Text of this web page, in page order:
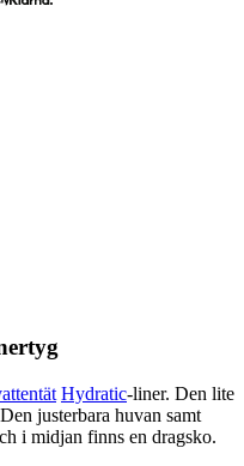
Hydratic-liner. Den lite
justerbara huvan samt
i midjan finns en dragsko.